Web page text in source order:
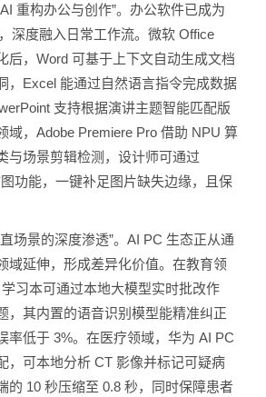
构办公与创作”。办公软件已成为
深度融入日常工作流。微软 Office
后，Word 可基于上下文自动生成文档
，Excel 能通过自然语言指令完成数据
支持根据演讲主题智能匹配版
域，Adobe Premiere Pro 借助 NPU 算
与场景剪辑检测，设计师可通过
功能，一键补足图片缺失边缘，且保
景的深度渗透”。AI PC 生态正从通
域延伸，形成差异化价值。在教育领
习本可通过本地大模型实时批改作
，其内置的语音识别模型能精准纠正
率低于 3%。在医疗领域，华为 AI PC
，可本地分析 CT 影像并标记可疑病
的 10 秒压缩至 0.8 秒，同时保障患者